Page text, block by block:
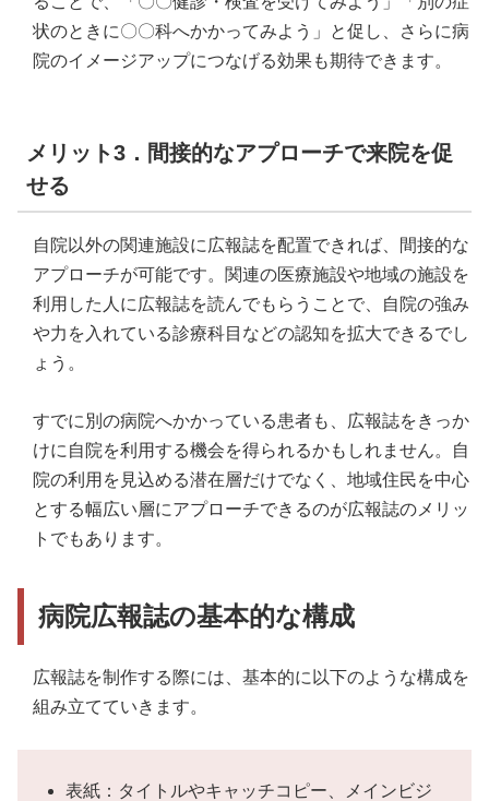
状のときに〇〇科へかかってみよう」と促し、さらに病
院のイメージアップにつなげる効果も期待できます。
メリット3．間接的なアプローチで来院を促
せる
自院以外の関連施設に広報誌を配置できれば、間接的な
アプローチが可能です。関連の医療施設や地域の施設を
利用した人に広報誌を読んでもらうことで、自院の強み
や力を入れている診療科目などの認知を拡大できるでし
ょう。
すでに別の病院へかかっている患者も、広報誌をきっか
けに自院を利用する機会を得られるかもしれません。自
院の利用を見込める潜在層だけでなく、地域住民を中心
とする幅広い層にアプローチできるのが広報誌のメリッ
トでもあります。
病院広報誌の基本的な構成
広報誌を制作する際には、基本的に以下のような構成を
組み立てていきます。
表紙：タイトルやキャッチコピー、メインビジ